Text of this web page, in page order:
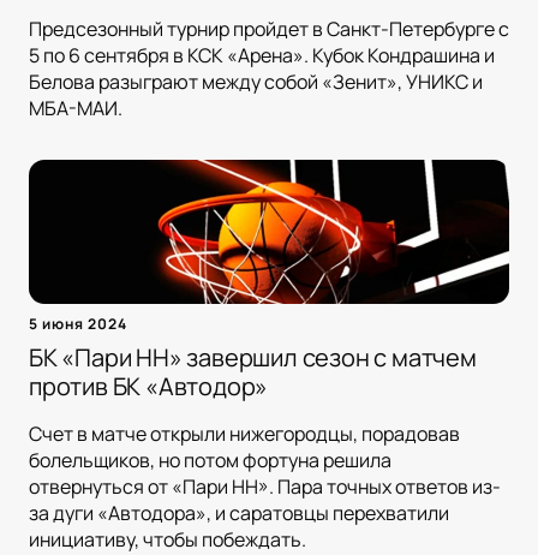
Предсезонный турнир пройдет в Санкт-Петербурге с
5 по 6 сентября в КСК «Арена». Кубок Кондрашина и
Белова разыграют между собой «Зенит», УНИКС и
МБА-МАИ.
5 июня 2024
БК «Пари НН» завершил сезон с матчем
против БК «Автодор»
Счет в матче открыли нижегородцы, порадовав
болельщиков, но потом фортуна решила
отвернуться от «Пари НН». Пара точных ответов из-
за дуги «Автодора», и саратовцы перехватили
инициативу, чтобы побеждать.